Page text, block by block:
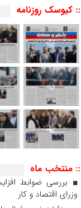
:: کیوسک روزنامه
:: منتخب ماه
بررسی ضوابط
وزرای اقتصاد و کار